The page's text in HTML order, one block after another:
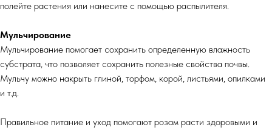
полейте растения или нанесите с помощью распылителя.
Мульчирование
Мульчирование помогает сохранить определенную влажность
субстрата, что позволяет сохранить полезные свойства почвы.
Мульчу можно накрыть глиной, торфом, корой, листьями, опилками
и т.д.
Правильное питание и уход помогают розам расти здоровыми и